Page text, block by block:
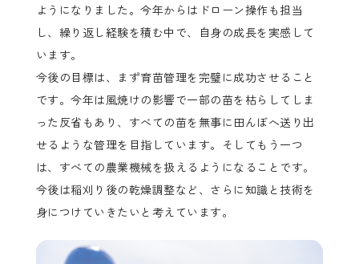
ようになりました。今年からはドローン操作も担当
し、繰り返し経験を積む中で、自身の成長を実感して
います。
今後の目標は、まず育苗管理を完璧に成功させること
です。今年は風焼けの影響で一部の苗を枯らしてしま
った反省もあり、すべての苗を無事に田んぼへ送り出
せるような管理を目指しています。そしてもう一つ
は、すべての農業機械を扱えるようになることです。
今後は稲刈り後の乾燥調整など、さらに知識と技術を
身につけていきたいと考えています。